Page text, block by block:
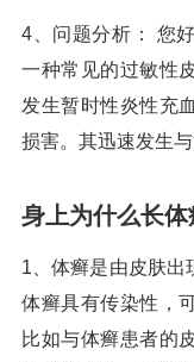
4、问题分析： 您
一种常见的过敏性
发生暂时性炎性充
损害。其迅速发生与
身上为什么长体
1、体癣是由皮肤出
体癣具有传染性，
比如与体癣患者的